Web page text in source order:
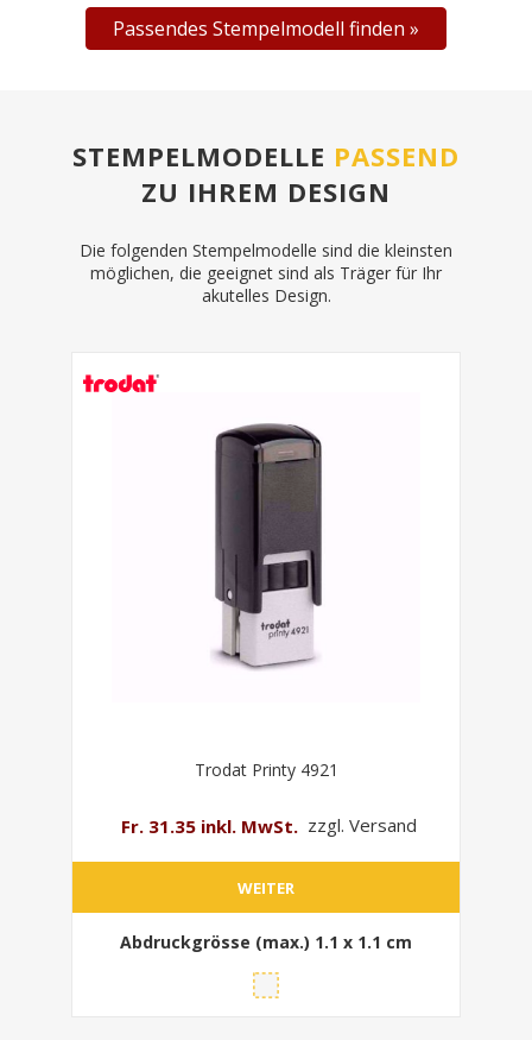
Passendes Stempelmodell finden
STEMPELMODELLE PASSEND
ZU IHREM DESIGN
Die folgenden Stempelmodelle sind die kleinsten
möglichen, die geeignet sind als Träger für Ihr
akutelles Design.
Trodat Printy 4921
Fr. 31.35 inkl. MwSt. zzgl. Versand
WEITER
Abdruckgrösse (max.) 1.1 x 1.1 cm